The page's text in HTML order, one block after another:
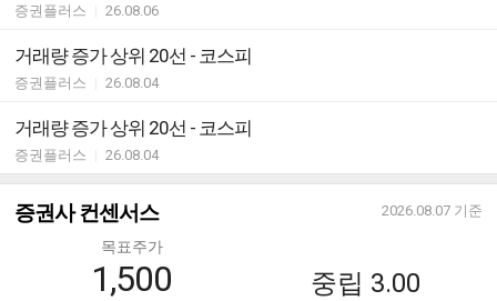
증권플러스 26.08.06
거래량 증가 상위 20선 - 코스피
증권플러스 26.08.04
거래량 증가 상위 20선 - 코스피
증권플러스 26.08.04
증권사 컨센서스 2026.08.07 기준
목표주가
1,500 중립 3.00